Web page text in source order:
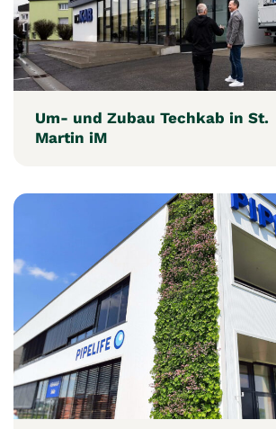
Um- und Zubau Techkab in St.
Martin iM